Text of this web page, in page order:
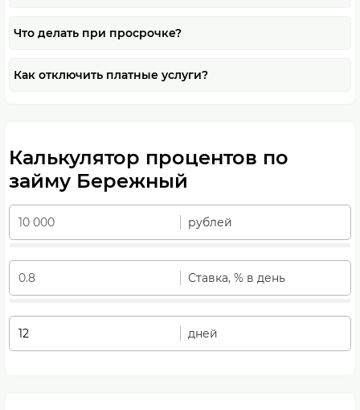
Что делать при просрочке?
Как отключить платные услуги?
Калькулятор процентов по
займу Бережный
рублей
Ставка, % в день
дней